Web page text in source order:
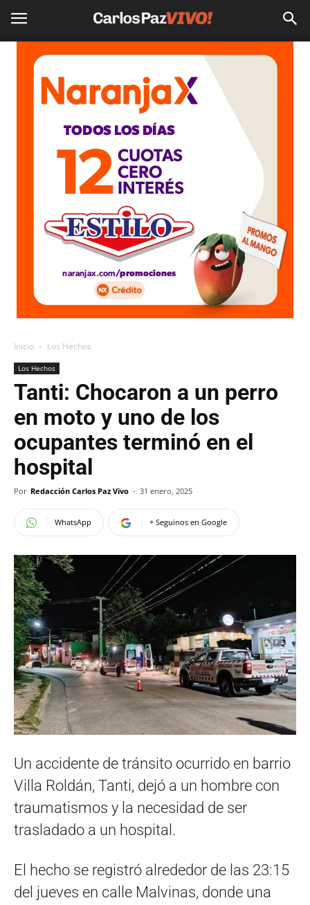
Inicio Los Hechos
Los Hechos
Tanti: Chocaron a un perro
en moto y uno de los
ocupantes terminó en el
hospital
Por Redacción Carlos Paz Vivo - 31 enero, 2025
WhatsApp + Seguinos en Google
Un accidente de tránsito ocurrido en barrio
Villa Roldán, Tanti, dejó a un hombre con
traumatismos y la necesidad de ser
trasladado a un hospital.
El hecho se registró alrededor de las 23:15
del jueves en calle Malvinas, donde una